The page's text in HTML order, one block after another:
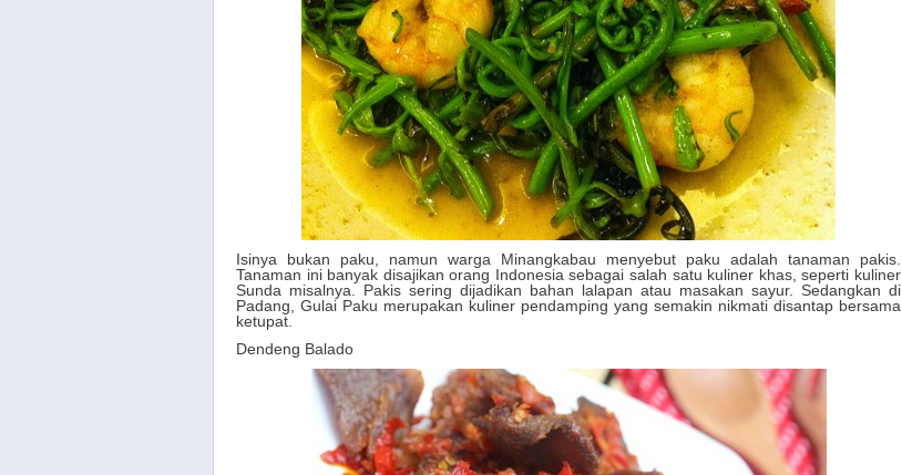
Isinya bukan paku, namun warga Minangkabau menyebut paku adalah tanaman pakis.
Tanaman ini banyak disajikan orang Indonesia sebagai salah satu kuliner khas, seperti kuliner
Sunda misalnya. Pakis sering dijadikan bahan lalapan atau masakan sayur. Sedangkan di
Padang, Gulai Paku merupakan kuliner pendamping yang semakin nikmati disantap bersama
ketupat.
Dendeng Balado